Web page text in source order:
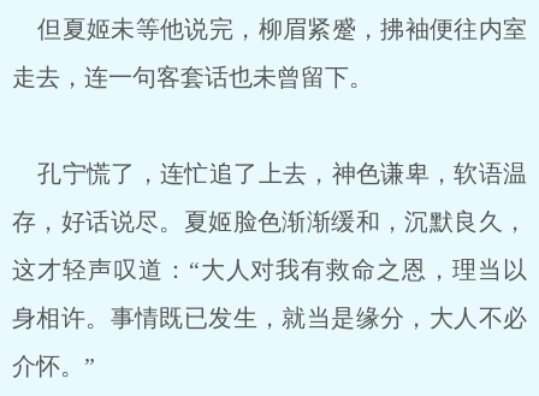
但夏姬未等他说完，柳眉紧蹙，拂袖便往内室
走去，连一句客套话也未曾留下。
孔宁慌了，连忙追了上去，神色谦卑，软语温
存，好话说尽。夏姬脸色渐渐缓和，沉默良久，
这才轻声叹道：“大人对我有救命之恩，理当以
身相许。事情既已发生，就当是缘分，大人不必
介怀。”